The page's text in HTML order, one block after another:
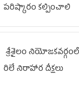
పరిష్కారం కల్పించాలి
శ్రీశైలం
రిలే నిరాహార దీక్షలు